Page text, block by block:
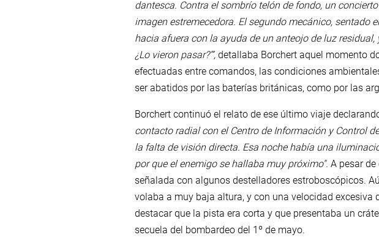
dantesca. Contra el sombrío telón de fondo, un
imagen estremecedora. El segundo mecánico,
hacia afuera con la ayuda de un anteojo de luz
¿Lo vieron pasar?’”, detallaba Borchert aquel momento
efectuadas entre comandos, las condiciones
ser abatidos por las baterías británicas, como por las
Borchert continuó el relato de ese último viaje
contacto radial con el Centro de Información y Control
la falta de visión directa. Esa noche había una
por que el enemigo se hallaba muy próximo". A pesar
señalada con algunos destelladores estroboscópicos.
volaba a muy baja altura, y con una velocidad
destacar que la pista era corta y que presentaba un
secuela del bombardeo del 1º de mayo.